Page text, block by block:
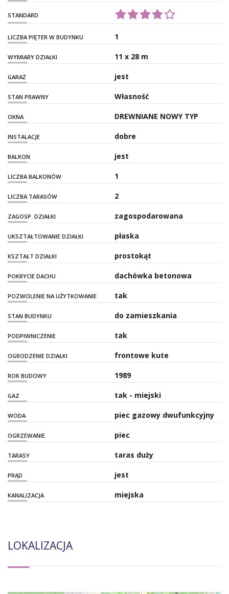
STANDARD
LICZBA PIĘTER W BUDYNKU 1
WYMIARY DZIAŁKI 11 x 28 m
GARAŻ jest
STAN PRAWNY Własność
OKNA DREWNIANE NOWY TYP
INSTALACJE dobre
BALKON jest
LICZBA BALKONÓW 1
LICZBA TARASÓW 2
ZAGOSP. DZIAŁKI zagospodarowana
UKSZTAŁTOWANIE DZIAŁKI płaska
KSZTAŁT DZIAŁKI prostokąt
POKRYCIE DACHU dachówka betonowa
POZWOLENIE NA UŻYTKOWANIE tak
STAN BUDYNKU do zamieszkania
PODPIWNICZENIE tak
OGRODZENIE DZIAŁKI frontowe kute
ROK BUDOWY 1989
GAZ tak - miejski
WODA piec gazowy dwufunkcyjny
OGRZEWANIE piec
TARASY taras duży
PRĄD jest
KANALIZACJA miejska
LOKALIZACJA